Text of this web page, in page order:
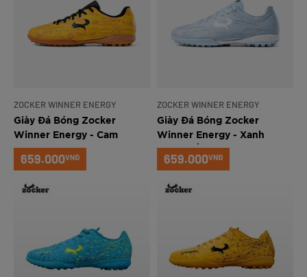
ZOCKER WINNER ENERGY
Giày Đá Bóng Zocker
Winner Energy - Cam
659.000VNĐ
ZOCKER WINNER ENERGY
Giày Đá Bóng Zocker
Winner Energy - Xanh
Nhạt/Trắng
659.000VNĐ